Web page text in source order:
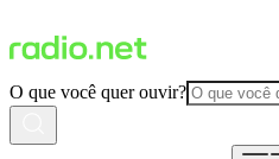
O que você quer ouvir?